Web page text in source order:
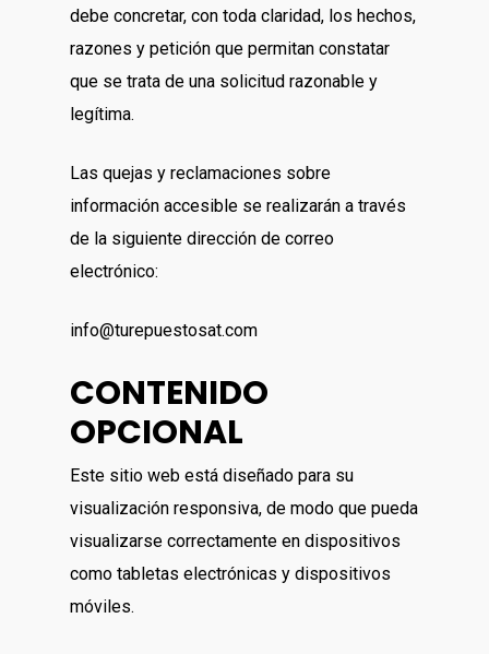
debe concretar, con toda claridad, los hechos,
razones y petición que permitan constatar
que se trata de una solicitud razonable y
legítima.
Las quejas y reclamaciones sobre
información accesible se realizarán a través
de la siguiente dirección de correo
electrónico:
info@turepuestosat.com
CONTENIDO
OPCIONAL
Este sitio web está diseñado para su
visualización responsiva, de modo que pueda
visualizarse correctamente en dispositivos
como tabletas electrónicas y dispositivos
móviles.